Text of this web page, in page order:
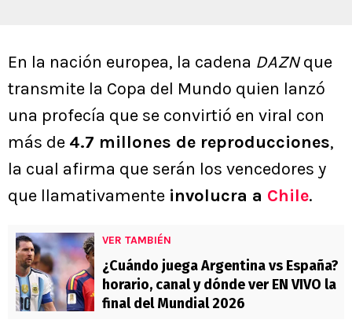
En la nación europea, la cadena DAZNque
transmite la Copa del Mundo quien lanzó
una profecía que se convirtió en viral con
más de 4.7 millones de reproducciones,
la cual afirma que serán los vencedores y
que llamativamente involucra a Chile.
VER TAMBIÉN
¿Cuándo juega Argentina vs España?
horario, canal y dónde ver EN VIVO la
final del Mundial 2026